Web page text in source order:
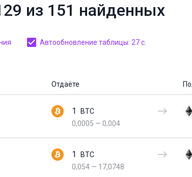
из 151 найденных
Автообновление таблицы: 27 с.
Отдаёте
1
BTC
0,0005 — 0,004
1
BTC
0,054 — 17,0748